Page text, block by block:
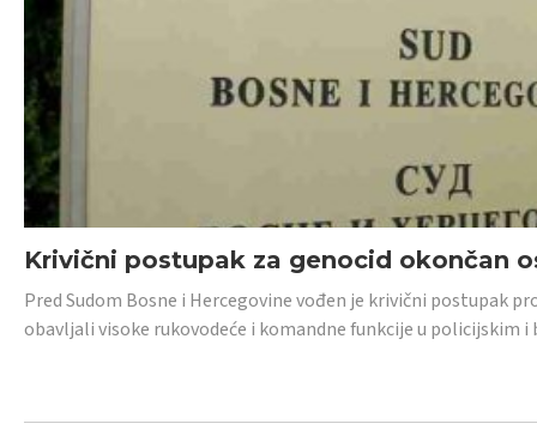
Krivični postupak za genocid okončan
Pred Sudom Bosne i Hercegovine vođen je krivični postupak
obavljali visoke rukovodeće i komandne funkcije u policijskim